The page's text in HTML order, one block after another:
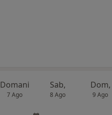
Domani
7 Ago
Sab,
8 Ago
Dom,
9 Ago